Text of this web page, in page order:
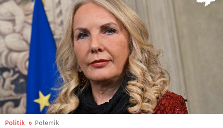
Politik » Polemik